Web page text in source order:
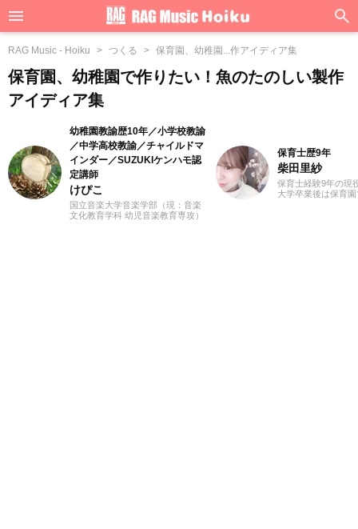
RAG Music - Hoiku つくる 保育園、幼稚園...作アイディア集
保育園、幼稚園で作りたい！魚のたのしい製作
アイディア集
幼稚園教諭歴10年／小学校教諭
／中学高校教諭／チャイルドマ
インダー／SUZUKIケンハモ認
定講師
けぴこ
国立音楽大学音楽学部（現：音楽
文化教育学科 幼児音楽教育専攻）
保育士歴9年
柴田里紗
保育士経験9年の現
大学卒業後は保育